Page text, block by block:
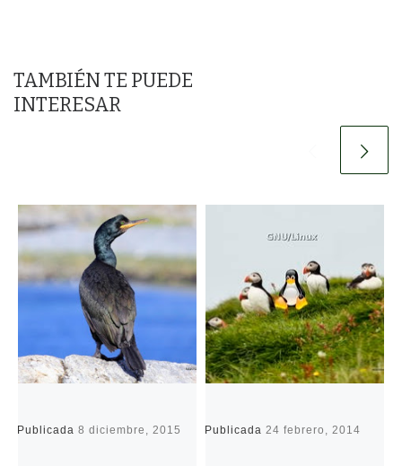
TAMBIÉN TE PUEDE
INTERESAR
Publicada8 diciembre, 2015 Publicada24 febrero, 2014